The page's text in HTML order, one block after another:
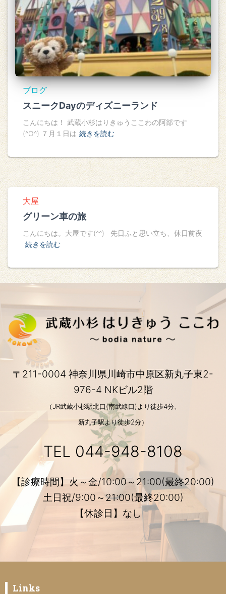
ブログ
スニークDayのディズニーランド
こんにちは！ 武蔵小杉はりきゅうここわの阿部です
(^O^) ７月１日は 続きを読む
大屋
グリーン車の旅
こんにちは。大屋です(^^) 先日ふと思い立ち、休日前夜
続きを読む
〒211-0004 神奈川県川崎市中原区新丸子東2-
976-4 NKビル2階
（JR武蔵小杉駅北口(南武線口)より徒歩4分、
新丸子駅より徒歩2分）
TEL 044-948-8108
【診療時間】火～金/10:00～21:00(最終20:00)
土日祝/9:00～21:00(最終20:00)
【休診日】なし
Links